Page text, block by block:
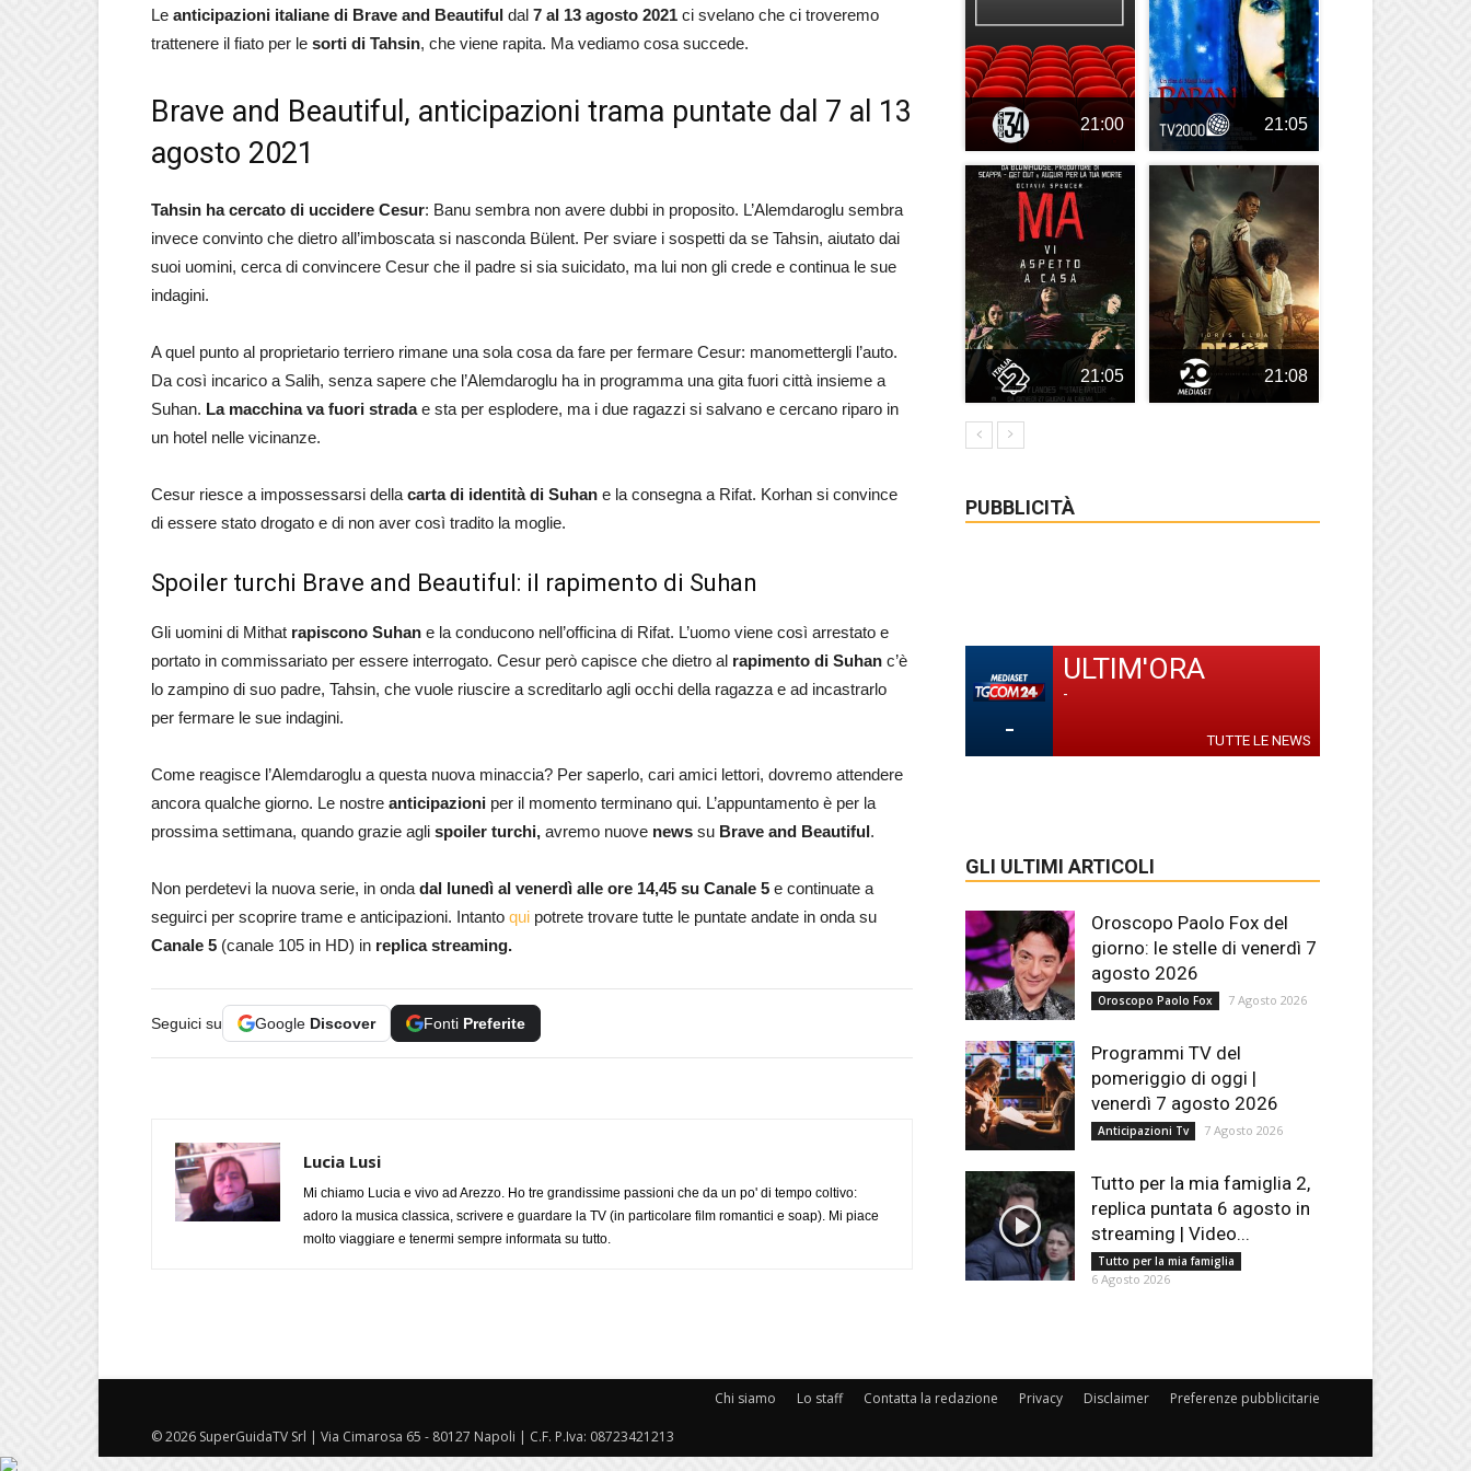
Le anticipazioni italiane di Brave and Beautiful dal 7 al 13 agosto 2021 ci svelano che ci troveremo
trattenere il fiato per le sorti di Tahsin, che viene rapita. Ma vediamo cosa succede.
Brave and Beautiful, anticipazioni trama puntate dal 7 al 13
agosto 2021
Tahsin ha cercato di uccidere Cesur: Banu sembra non avere dubbi in proposito. L’Alemdaroglu sembra
invece convinto che dietro all’imboscata si nasconda Bülent. Per sviare i sospetti da se Tahsin, aiutato dai
suoi uomini, cerca di convincere Cesur che il padre si sia suicidato, ma lui non gli crede e continua le sue
indagini.
A quel punto al proprietario terriero rimane una sola cosa da fare per fermare Cesur: manomettergli l’auto.
Da così incarico a Salih, senza sapere che l’Alemdaroglu ha in programma una gita fuori città insieme a
Suhan. La macchina va fuori stradae sta per esplodere, ma i due ragazzi si salvano e cercano riparo in
un hotel nelle vicinanze.
Cesur riesce a impossessarsi della carta di identità di Suhan e la consegna a Rifat. Korhan si convince
di essere stato drogato e di non aver così tradito la moglie.
Spoiler turchi Brave and Beautiful: il rapimento di Suhan
Gli uomini di Mithat rapiscono Suhan e la conducono nell’officina di Rifat. L’uomo viene così arrestato e
portato in commissariato per essere interrogato. Cesur però capisce che dietro al rapimento di Suhan c’è
lo zampino di suo padre, Tahsin, che vuole riuscire a screditarlo agli occhi della ragazza e ad incastrarlo
per fermare le sue indagini.
Come reagisce l’Alemdaroglu a questa nuova minaccia? Per saperlo, cari amici lettori, dovremo attendere
ancora qualche giorno. Le nostre anticipazioni per il momento terminano qui. L’appuntamento è per la
prossima settimana, quando grazie agli spoiler turchi, avremo nuove news su Brave and Beautiful.
Non perdetevi la nuova serie, in onda dal lunedì al venerdì alle ore 14,45 su Canale 5 e continuate a
seguirci per scoprire trame e anticipazioni. Intanto qui potrete trovare tutte le puntate andate in onda su
Canale 5 (canale 105 in HD) in replica streaming.
Seguici su Google Discover Fonti Preferite
Lucia Lusi
Mi chiamo Lucia e vivo ad Arezzo. Ho tre grandissime passioni che da un po' di tempo coltivo:
adoro la musica classica, scrivere e guardare la TV (in particolare film romantici e soap). Mi piace
molto viaggiare e tenermi sempre informata su tutto.
21:00 21:05
21:05 21:08
PUBBLICITÀ
-
ULTIM'ORA
-
TUTTE LE NEWS
GLI ULTIMI ARTICOLI
Oroscopo Paolo Fox del
giorno: le stelle di venerdì 7
agosto 2026
Oroscopo Paolo Fox 7 Agosto 2026
Programmi TV del
pomeriggio di oggi |
venerdì 7 agosto 2026
Anticipazioni Tv 7 Agosto 2026
Tutto per la mia famiglia 2,
replica puntata 6 agosto in
streaming | Video...
Tutto per la mia famiglia
6 Agosto 2026
Chi siamo Lo staff Contatta la redazione Privacy Disclaimer Preferenze pubblicitarie
© 2026 SuperGuidaTV Srl | Via Cimarosa 65 - 80127 Napoli | C.F. P.Iva: 08723421213